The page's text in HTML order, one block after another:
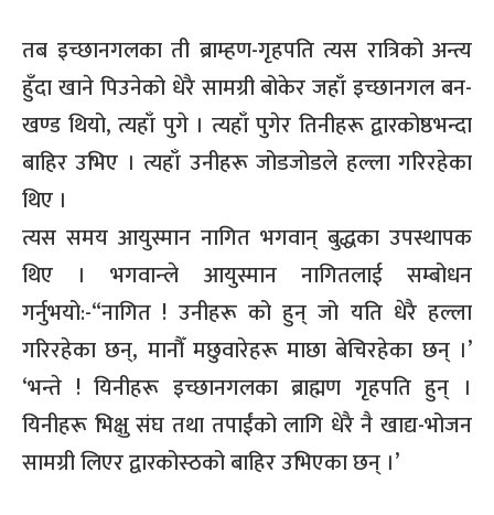
तब इच्छानगलका ती ब्राम्हण-गृहपति त्यस रात्रिको अन्त्य
हुँदा खाने पिउनेको धेरै सामग्री बोकेर जहाँ इच्छानगल बन-
खण्ड थियो, त्यहाँ पुगे । त्यहाँ पुगेर तिनीहरू द्वारकोष्ठभन्दा
बाहिर उभिए । त्यहाँ उनीहरू जोडजोडले हल्ला गरिरहेका
थिए ।
त्यस समय आयुस्मान नागित भगवान् बुद्धका उपस्थापक
थिए । भगवान्ले आयुस्मान नागितलाई सम्बोधन
गर्नुभयो:-“नागित ! उनीहरू को हुन् जो यति धेरै हल्ला
गरिरहेका छन्, मानौँ मछुवारेहरू माछा बेचिरहेका छन् ।’
‘भन्ते ! यिनीहरू इच्छानगलका ब्राह्मण गृहपति हुन् ।
यिनीहरू भिक्षु संघ तथा तपाईंको लागि धेरै नै खाद्य-भोजन
सामग्री लिएर द्वारकोस्ठको बाहिर उभिएका छन् ।’